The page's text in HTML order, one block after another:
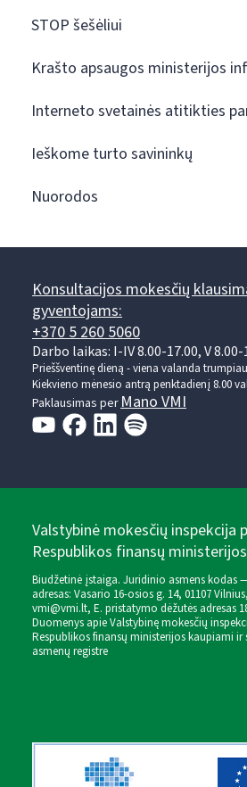
STOP šešėliui
Krašto apsaugos ministerijos
Interneto svetainės atitikties
Ieškome turto savininkų
Nuorodos
Konsultacijos mokesčių
gyventojams:
+370 5 260 5060
Darbo laikas: I-IV 8.00-17.00, V 8.00-
Prieššventinę dieną - viena valanda
Kiekvieno mėnesio antrą penktadienį 8.00
Paklausimas perMano VMI
Valstybinė mokesčių inspekcija
Respublikos finansų ministerijos
Biudžetinė įstaiga. Juridinio asmens kodas —
adresas: Vasario 16-osios g. 14, 01107
vmi@vmi.lt, E. pristatymo dėžutės adresas
Duomenys apie Valstybinę mokesčių
Respublikos finansų ministerijos kaupiami
asmenų registre